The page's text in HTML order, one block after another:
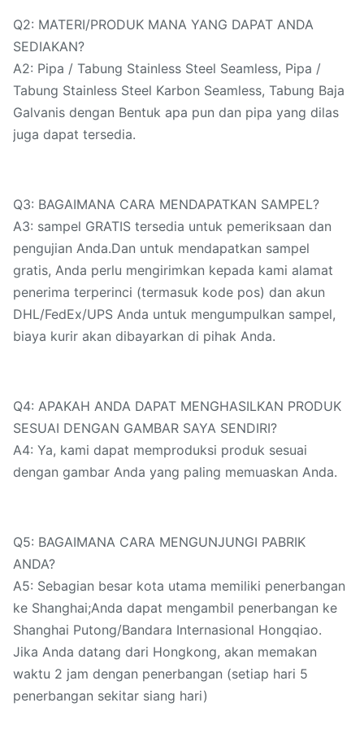
Q2: MATERI/PRODUK MANA YANG DAPAT ANDA
SEDIAKAN?
A2: Pipa / Tabung Stainless Steel Seamless, Pipa /
Tabung Stainless Steel Karbon Seamless, Tabung Baja
Galvanis dengan Bentuk apa pun dan pipa yang dilas
juga dapat tersedia.
Q3: BAGAIMANA CARA MENDAPATKAN SAMPEL?
A3: sampel GRATIS tersedia untuk pemeriksaan dan
pengujian Anda.Dan untuk mendapatkan sampel
gratis, Anda perlu mengirimkan kepada kami alamat
penerima terperinci (termasuk kode pos) dan akun
DHL/FedEx/UPS Anda untuk mengumpulkan sampel,
biaya kurir akan dibayarkan di pihak Anda.
Q4: APAKAH ANDA DAPAT MENGHASILKAN PRODUK
SESUAI DENGAN GAMBAR SAYA SENDIRI?
A4: Ya, kami dapat memproduksi produk sesuai
dengan gambar Anda yang paling memuaskan Anda.
Q5: BAGAIMANA CARA MENGUNJUNGI PABRIK
ANDA?
A5: Sebagian besar kota utama memiliki penerbangan
ke Shanghai;Anda dapat mengambil penerbangan ke
Shanghai Putong/Bandara Internasional Hongqiao.
Jika Anda datang dari Hongkong, akan memakan
waktu 2 jam dengan penerbangan (setiap hari 5
penerbangan sekitar siang hari)